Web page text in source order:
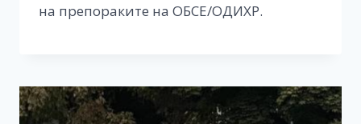
на препораките на ОБСЕ/ОДИХР.